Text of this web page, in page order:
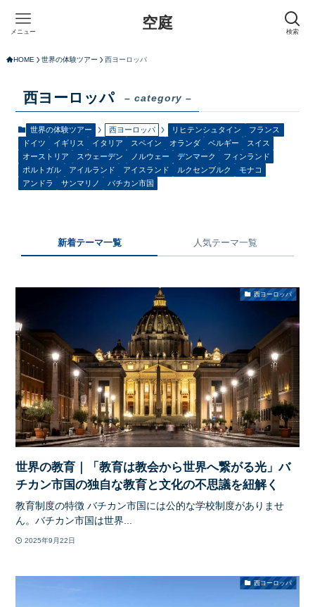
空庭 検索
メニュー
HOME 世界の体験ツアー 西ヨーロッパ
西ヨーロッパ – category –
世界の体験ツアー 西ヨーロッパ リヒテンシュタイン
フランス
ドイツ
イギリス イタリア スペイン オランダ ベルギー
スイス
オーストリア
スウェーデン ノルウェー デンマーク
フィンランド
ポルトガル
アイルランド アイスランド ルクセンブルク
モナコ
アンドラ
サンマリノ バチカン市国
新着テーマ一覧 人気テーマ一覧
西ヨーロッパ
世界の教育｜「教育は教会から世界へ繋がる光」バ
チカン市国の独自な教育と文化の不思議を紐解く
教育制度の特徴 バチカン市国には公的な学校制度がありませ
ん。バチカン市国は世界...
2025年9月22日
西ヨーロッパ